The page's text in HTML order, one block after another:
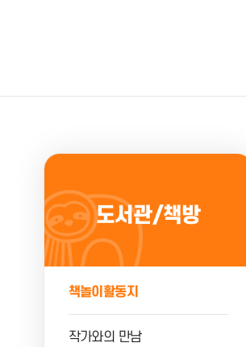
도서관/책방
책놀이활동지
작가와의 만남